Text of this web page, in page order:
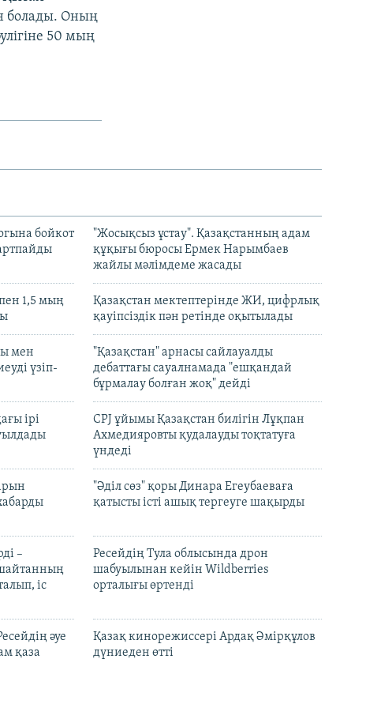
болады. Оның
50 мың
бойкот
"Жосықсыз ұстау". Қазақстанның адам
құқығы бюросы Ермек Нарымбаев
жайлы мәлімдеме жасады
1,5 мың
Қазақстан мектептерінде ЖИ, цифрлық
қауіпсіздік пән ретінде оқытылады
мен
үзіп-
"Қазақстан" арнасы сайлауалды
дебаттағы сауалнамада "ешқандай
бұрмалау болған жоқ" дейді
ірі
CPJ ұйымы Қазақстан билігін Лұқпан
Ахмедияровты қудалауды тоқтатуға
үндеді
"Әділ сөз" қоры Динара Егеубаеваға
қатысты істі ашық тергеуге шақырды
–
іс
Ресейдің Тула облысында дрон
шабуылынан кейін Wildberries
орталығы өртенді
әуе
қаза
Қазақ кинорежиссері Ардақ Әмірқұлов
дүниеден өтті